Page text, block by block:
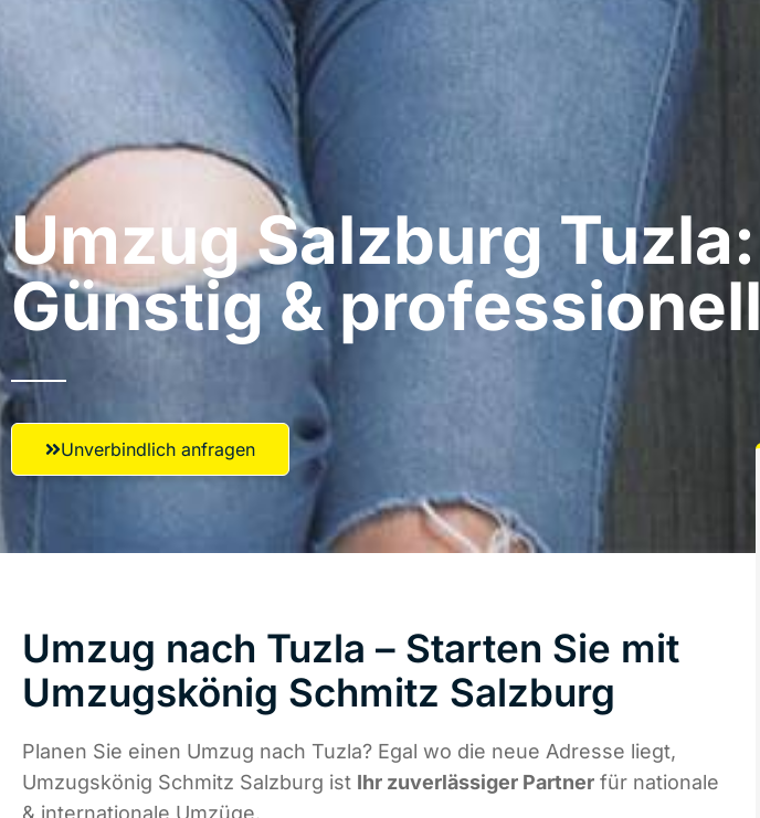
Umzug Salzburg​ Tuzla:
Günstig & professionell​
Unverbindlich anfragen
Umzug nach Tuzla – Starten Sie mit
Umzugskönig Schmitz Salzburg
Planen Sie einen Umzug nach Tuzla? Egal wo die neue Adresse liegt,
Umzugskönig Schmitz Salzburg ist Ihr zuverlässiger Partner für nationale
& internationale Umzüge.